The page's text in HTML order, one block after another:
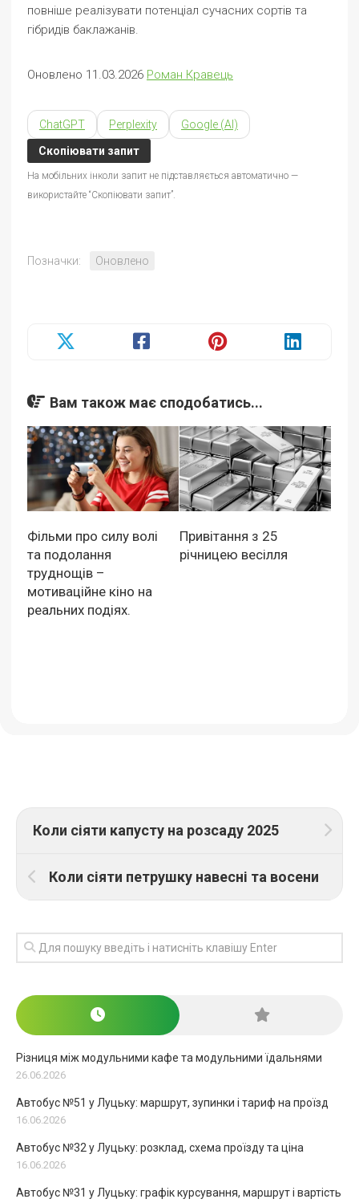
повніше реалізувати потенціал сучасних сортів та
гібридів баклажанів.
Оновлено 11.03.2026 Роман Кравець
ChatGPT Perplexity Google (AI)
Скопіювати запит
На мобільних інколи запит не підставляється автоматично —
використайте “Скопіювати запит”.
Позначки: Оновлено
Вам також має сподобатись...
Фільми про силу волі
та подолання
труднощів –
мотиваційне кіно на
реальних подіях.
Привітання з 25
річницею весілля
Коли сіяти капусту на розсаду 2025
Коли сіяти петрушку навесні та восени
Різниця між модульними кафе та модульними їдальнями
26.06.2026
Автобус №51 у Луцьку: маршрут, зупинки і тариф на проїзд
16.06.2026
Автобус №32 у Луцьку: розклад, схема проїзду та ціна
16.06.2026
Автобус №31 у Луцьку: графік курсування, маршрут і вартість